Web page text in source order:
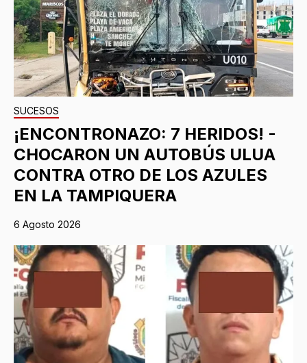
SUCESOS
¡ENCONTRONAZO: 7 HERIDOS! -
CHOCARON UN AUTOBÚS ULUA
CONTRA OTRO DE LOS AZULES
EN LA TAMPIQUERA
6 Agosto 2026